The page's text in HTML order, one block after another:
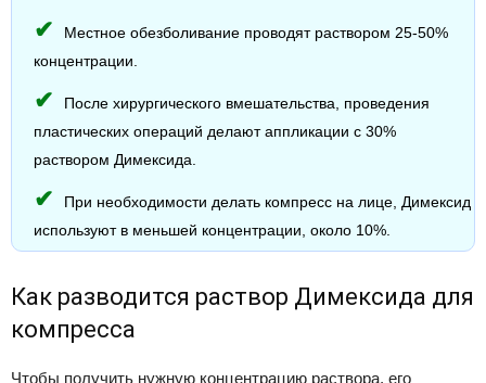
Местное обезболивание проводят раствором 25-50%
концентрации.
После хирургического вмешательства, проведения
пластических операций делают аппликации с 30%
раствором Димексида.
При необходимости делать компресс на лице, Димексид
используют в меньшей концентрации, около 10%.
Как разводится раствор Димексида для
компресса
Чтобы получить нужную концентрацию раствора, его